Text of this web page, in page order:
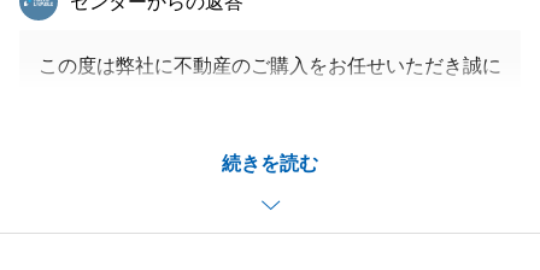
続きを読む
この度は弊社に不動産のご購入をお任せいただき誠に
H様にはご売却、ご購入のどちらも当社にお任せいた
だき大変感謝しております。